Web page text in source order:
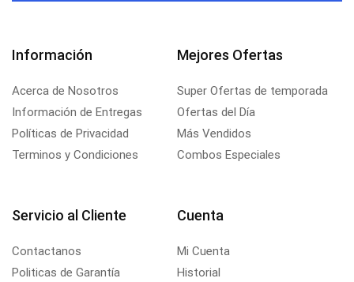
Información
Acerca de Nosotros
Información de Entregas
Políticas de Privacidad
Terminos y Condiciones
Mejores Ofertas
Super Ofertas de temporada
Ofertas del Día
Más Vendidos
Combos Especiales
Servicio al Cliente
Contactanos
Politicas de Garantía
Cuenta
Mi Cuenta
Historial